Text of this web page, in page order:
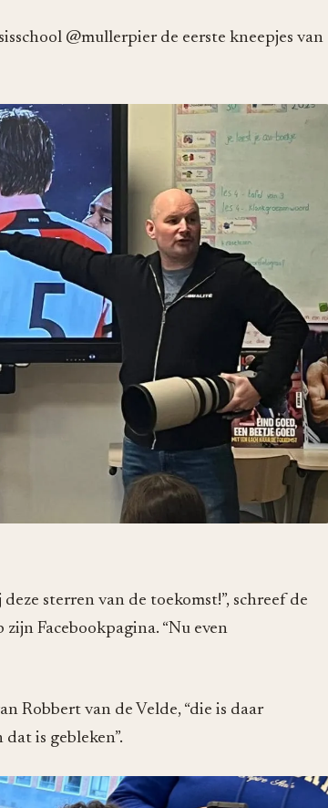
@mullerpier de eerste kneepjes van
sterren van de toekomst!”, schreef de
Facebookpagina. “Nu even
Robbert van de Velde, “die is daar
is gebleken”.